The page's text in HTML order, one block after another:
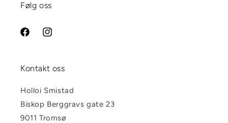
Følg oss
FacebookInstagram
Kontakt oss
Holloi Smistad
Biskop Berggravs gate 23
9011 Tromsø